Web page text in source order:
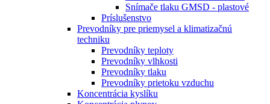
Snímače tlaku GMSD - plastové
Príslušenstvo
Prevodníky pre priemysel a klimatizačnú
techniku
Prevodníky teploty
Prevodníky vlhkosti
Prevodníky tlaku
Prevodníky prietoku vzduchu
Koncentrácia kyslíku